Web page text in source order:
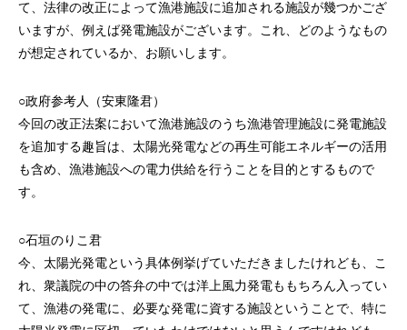
て、法律の改正によって漁港施設に追加される施設が幾つかござ
いますが、例えば発電施設がございます。これ、どのようなもの
が想定されているか、お願いします。
○政府参考人（安東隆君）
今回の改正法案において漁港施設のうち漁港管理施設に発電施設
を追加する趣旨は、太陽光発電などの再生可能エネルギーの活用
も含め、漁港施設への電力供給を行うことを目的とするもので
す。
○石垣のりこ君
今、太陽光発電という具体例挙げていただきましたけれども、こ
れ、衆議院の中の答弁の中では洋上風力発電ももちろん入ってい
て、漁港の発電に、必要な発電に資する施設ということで、特に